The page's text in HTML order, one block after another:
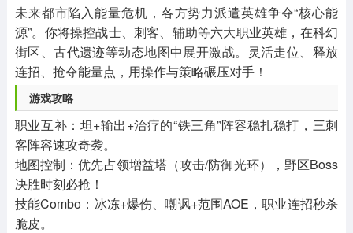
未来都市陷入能量危机，各方势力派遣英雄争夺“核心能
源”。你将操控战士、刺客、辅助等六大职业英雄，在科幻
街区、古代遗迹等动态地图中展开激战。灵活走位、释放
连招、抢夺能量点，用操作与策略碾压对手！
游戏攻略
职业互补：坦+输出+治疗的“铁三角”阵容稳扎稳打，三刺
客阵容速攻奇袭。
地图控制：优先占领增益塔（攻击/防御光环），野区Boss
决胜时刻必抢！
技能Combo：冰冻+爆伤、嘲讽+范围AOE，职业连招秒杀
脆皮。